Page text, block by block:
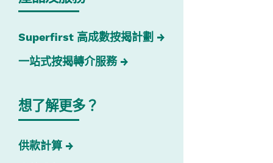
Superfirst 高成數按揭計劃
一站式按揭轉介服務
想了解更多？
供款計算